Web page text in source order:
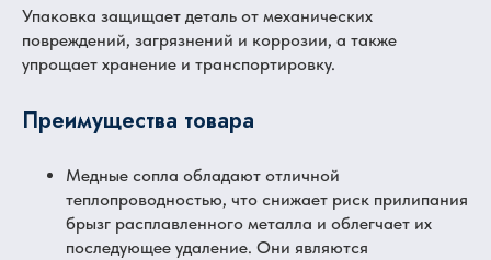
Упаковка защищает деталь от механических
повреждений, загрязнений и коррозии, а также
упрощает хранение и транспортировку.
Преимущества товара
Медные сопла обладают отличной
теплопроводностью, что снижает риск прилипания
брызг расплавленного металла и облегчает их
последующее удаление. Они являются